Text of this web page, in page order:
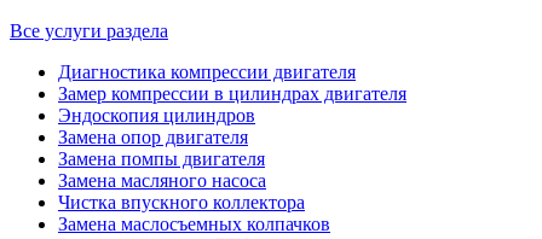
Все услуги раздела
Диагностика компрессии двигателя
Замер компрессии в цилиндрах двигателя
Эндоскопия цилиндров
Замена опор двигателя
Замена помпы двигателя
Замена масляного насоса
Чистка впускного коллектора
Замена маслосъемных колпачков